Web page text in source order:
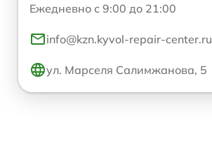
Ежедневно с 9:00 до 21:00
info@kzn.kyvol-repair-center.ru
ул. Марселя Салимжанова, 5